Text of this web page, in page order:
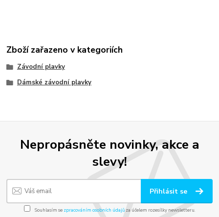
Zboží zařazeno v kategoriích
Závodní plavky
Dámské závodní plavky
Nepropásněte novinky, akce a
slevy!
Přihlásit se
Souhlasím se zpracováním osobních údajůza účelem rozesílky newsletteru.